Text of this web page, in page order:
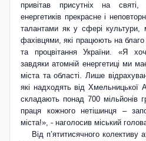
привітав присутніх на
енергетиків прекрасне і
талантами як у сфері культури,
фахівцями, які працюють на благо
та процвітання України. «Я
завдяки атомній енергетиці ми
міста та області. Лише
які надходять від Хмельницької
складають понад 700 мільйонів
праця кожного нетішинця –
міста!», - наголосив міський
Від п’ятитисячного колективу